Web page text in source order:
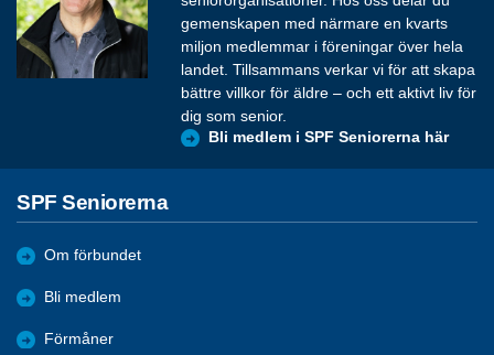
gemenskapen med närmare en kvarts
miljon medlemmar i föreningar över hela
landet. Tillsammans verkar vi för att skapa
bättre villkor för äldre – och ett aktivt liv för
dig som senior.
Bli medlem i SPF Seniorerna här
SPF Seniorerna
Om förbundet
Bli medlem
Förmåner